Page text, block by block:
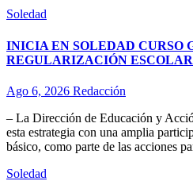
Soledad
INICIA EN SOLEDAD CURSO
REGULARIZACIÓN ESCOLAR
Ago 6, 2026 Redacción
– La Dirección de Educación y
esta estrategia con una amplia
básico, como parte de las acciones
Soledad